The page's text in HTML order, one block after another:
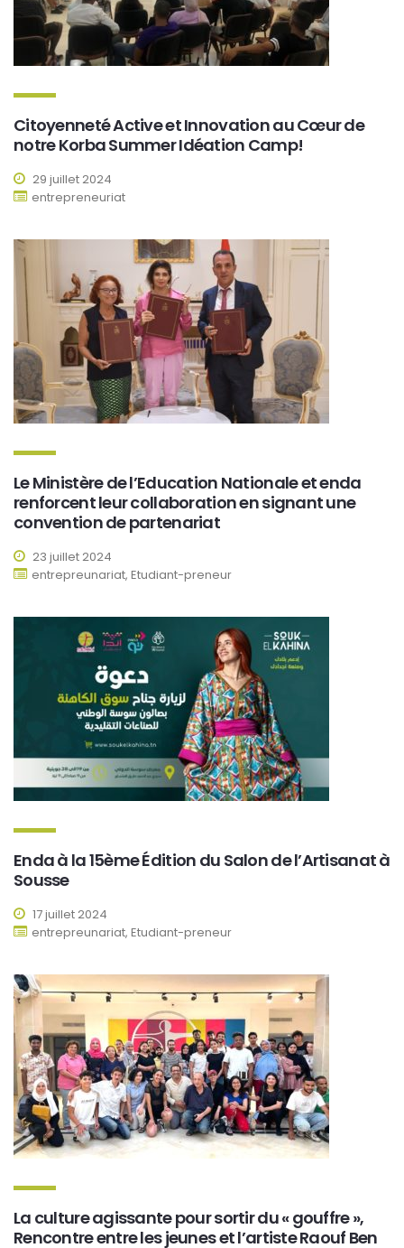
Citoyenneté Active et Innovation au Cœur de
notre Korba Summer Idéation Camp!
29 juillet 2024
entrepreneuriat
Le Ministère de l’Education Nationale et enda
renforcent leur collaboration en signant une
convention de partenariat
23 juillet 2024
entrepreunariat, Etudiant-preneur
Enda à la 15ème Édition du Salon de l’Artisanat à
Sousse
17 juillet 2024
entrepreunariat, Etudiant-preneur
La culture agissante pour sortir du « gouffre »,
Rencontre entre les jeunes et l’artiste Raouf Ben